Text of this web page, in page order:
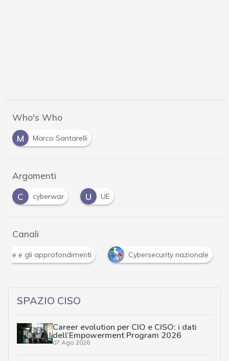
Who's Who
M
Marco Santarelli
Argomenti
C
cyberwar U UE
Canali
Attacchi hacker e Malware: le ultime news in tempo
SPAZIO CISO
Career evolution per CIO e CISO: i dati
dell’Empowerment Program 2026
07 Ago 2026